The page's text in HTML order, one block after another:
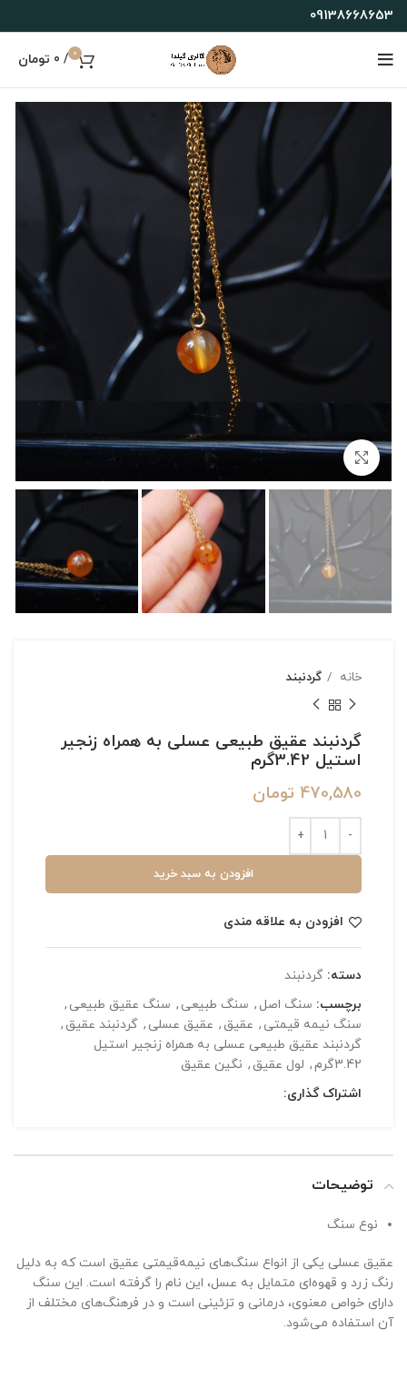
09138668653
0
/
0 تومان
بزرگنمایی تصویر
خانه گردنبند
گردنبند عقیق طبیعی عسلی به همراه زنجیر
استیل 3.42گرم
470,580 تومان
افزودن به سبد خرید
افزودن به علاقه مندی
دسته: گردنبند
برچسب: سنگ اصل , سنگ طبیعی , سنگ عقیق طبیعی ,
سنگ نیمه قیمتی , عقیق, عقیق عسلی , گردنبند عقیق,
گردنبند عقیق طبیعی عسلی به همراه زنجیر استیل
3.42گرم
, لول عقیق, نگین عقیق
اشتراک گذاری:
توضیحات
نوع سنگ
عقیق عسلی یکی از انواع سنگ‌های نیمه‌قیمتی عقیق است که به دلیل
رنگ زرد و قهوه‌ای متمایل به عسل، این نام را گرفته است. این سنگ
دارای خواص معنوی، درمانی و تزئینی است و در فرهنگ‌های مختلف از
آن استفاده می‌شود.